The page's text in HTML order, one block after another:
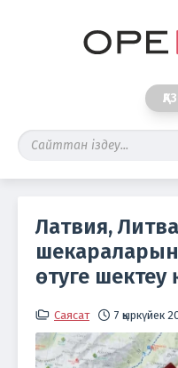
ҚАЗ
Латвия,
өтуге шектеу
Саясат 7 қыркүйек